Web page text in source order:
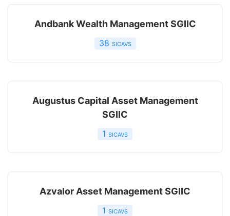
Andbank Wealth Management SGIIC
38 sicavs
Augustus Capital Asset Management
SGIIC
1 sicavs
Azvalor Asset Management SGIIC
1 sicavs